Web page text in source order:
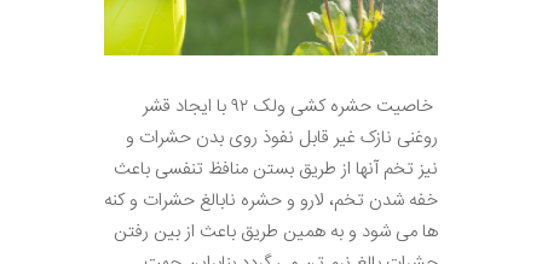
خاصیت حشره کشی ولک ۹۲ با ایجاد قشر
روغنی نازک غیر قابل نفوذ روی بدن حشرات و
نیز تخم آنها از طریق بستن منافظ تنفسی باعث
خفه شدن تخم، لارو و حشره نابالغ حشرات و کنه
ها می شود و به همین طریق باعث از بین رفتن